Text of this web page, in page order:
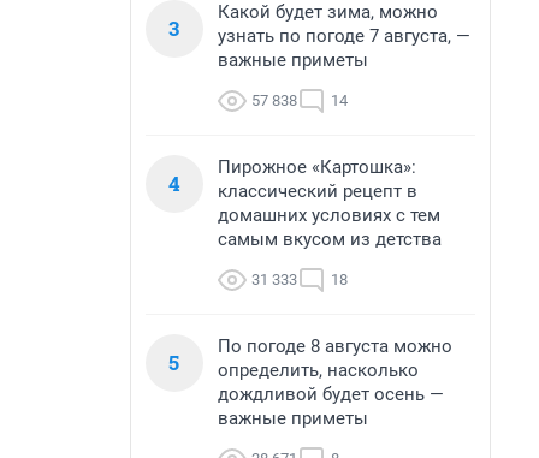
3
Какой будет зима, можно
узнать по погоде 7 августа, —
важные приметы
57 838 14
4
Пирожное «Картошка»:
классический рецепт в
домашних условиях с тем
самым вкусом из детства
31 333 18
5
По погоде 8 августа можно
определить, насколько
дождливой будет осень —
важные приметы